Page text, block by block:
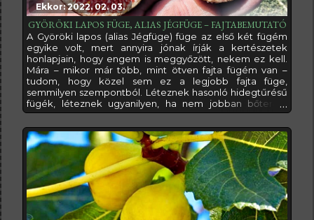
Ekkor: 2022. 02. 03.
GYÖRÖKI LAPOS FÜGE, ALIAS JÉGFÜGE – FAJTABEMUTATÓ
A Györöki lapos (alias Jégfüge) füge az első két fügém
egyike volt, mert annyira jónak írják a kertészetek
honlapjain, hogy engem is meggyőzött, nekem ez kell.
Mára – mikor már több, mint ötven fajta fügém van –
tudom, hogy közel sem ez a legjobb fajta füge,
semmilyen szempontból. Léteznek hasonló hidegtűrésű
fügék, léteznek ugyanilyen, ha nem jobban bőtermő
fügék, és léteznek finomabb fügék is szép számmal. A
marketing az átlagember számára mégis elérte, hogyha
azt mondják valakinek, hogy füge, az első ami eszébe jut,
az a Györöki lapos füge. Én